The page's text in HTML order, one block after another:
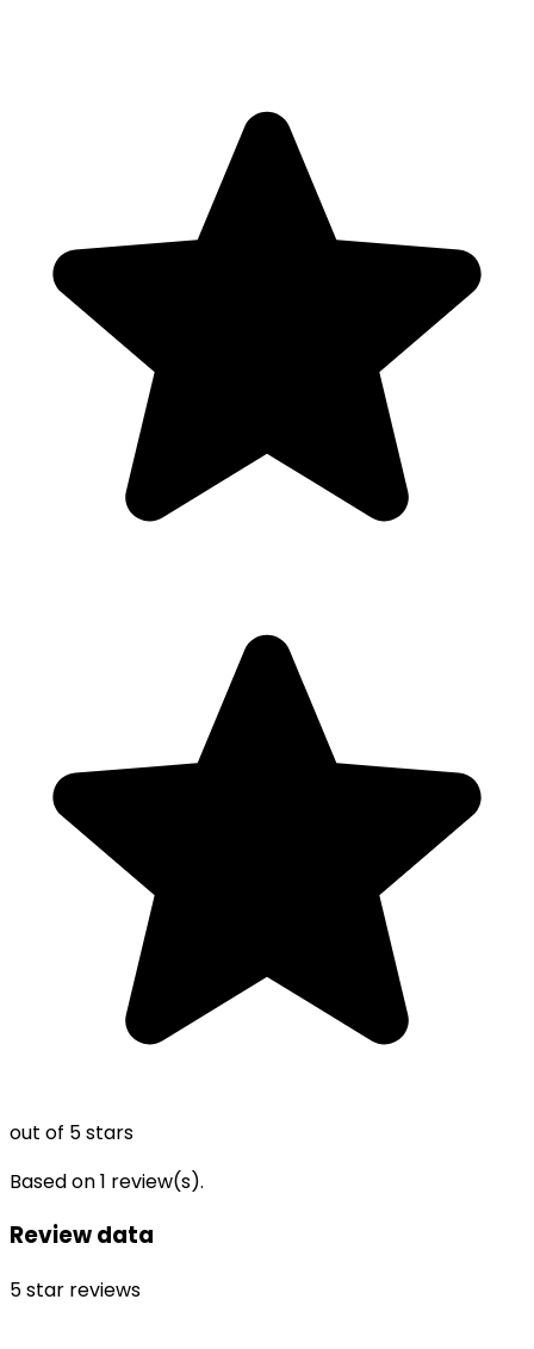
out of 5 stars
Based on1 review(s).
Review data
5star reviews